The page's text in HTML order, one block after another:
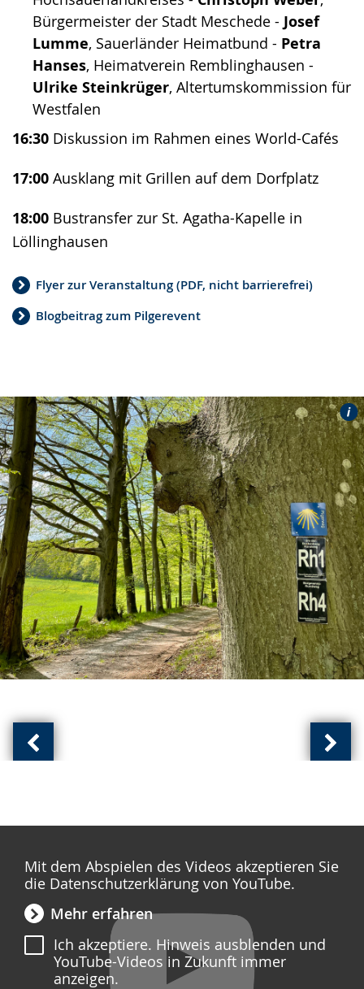
Bürgermeister der Stadt Meschede - Josef
Lumme, Sauerländer Heimatbund - Petra
Hanses, Heimatverein Remblinghausen -
Ulrike Steinkrüger, Altertumskommission für
Westfalen
16:30 Diskussion im Rahmen eines World-Cafés
17:00 Ausklang mit Grillen auf dem Dorfplatz
18:00 Bustransfer zur St. Agatha-Kapelle in
Löllinghausen
Flyer zur Veranstaltung (PDF, nicht barrierefrei)
Blogbeitrag zum Pilgerevent
Vorherige
von
von
Mit dem Abspielen des Videos akzeptieren Sie
die Datenschutzerklärung von YouTube.
Mehr erfahren
Ich akzeptiere. Hinweis ausblenden und
YouTube-Videos in Zukunft immer
anzeigen.